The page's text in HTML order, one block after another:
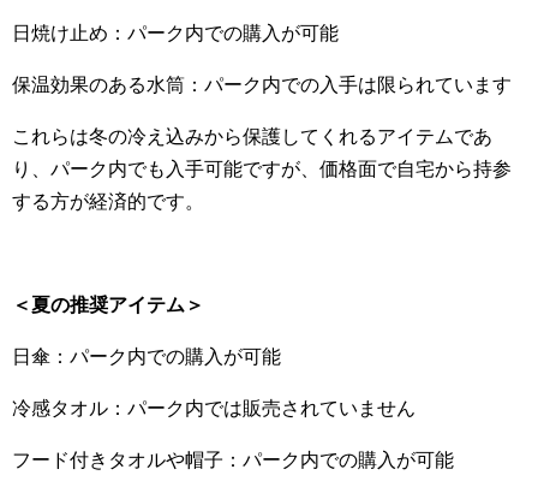
日焼け止め：パーク内での購入が可能
保温効果のある水筒：パーク内での入手は限られています
これらは冬の冷え込みから保護してくれるアイテムであ
り、パーク内でも入手可能ですが、価格面で自宅から持参
する方が経済的です。
＜夏の推奨アイテム＞
日傘：パーク内での購入が可能
冷感タオル：パーク内では販売されていません
フード付きタオルや帽子：パーク内での購入が可能